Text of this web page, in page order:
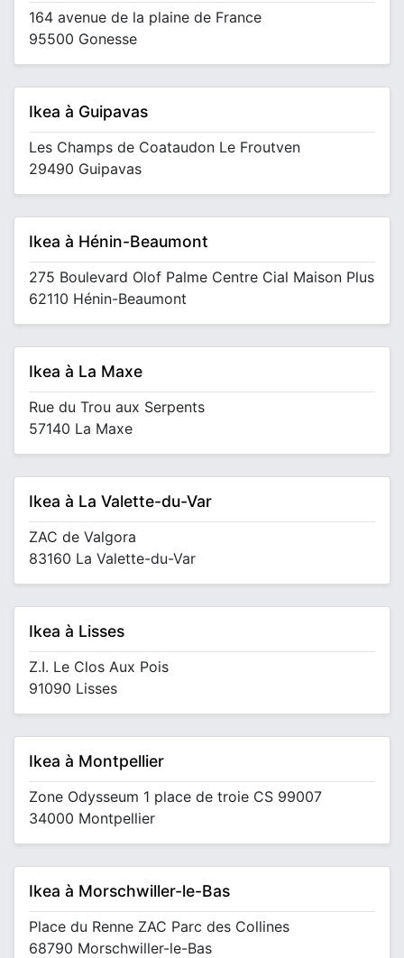
164 avenue de la plaine de France
95500 Gonesse
Ikea à Guipavas
Les Champs de Coataudon Le Froutven
29490 Guipavas
Ikea à Hénin-Beaumont
275 Boulevard Olof Palme Centre Cial Maison Plus
62110 Hénin-Beaumont
Ikea à La Maxe
Rue du Trou aux Serpents
57140 La Maxe
Ikea à La Valette-du-Var
ZAC de Valgora
83160 La Valette-du-Var
Ikea à Lisses
Z.I. Le Clos Aux Pois
91090 Lisses
Ikea à Montpellier
Zone Odysseum 1 place de troie CS 99007
34000 Montpellier
Ikea à Morschwiller-le-Bas
Place du Renne ZAC Parc des Collines
68790 Morschwiller-le-Bas